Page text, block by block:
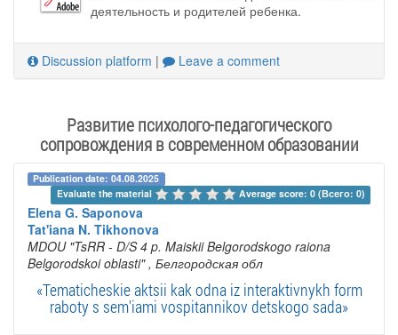
деятельность и родителей ребенка.
Discussion platform | Leave a comment
Развитие психолого-педагогического
сопровождения в современном образовании
Publication date: 04.08.2025
Evaluate the material
Average score: 0 (Всего: 0)
Elena G. Saponova
Tat'iana N. Tikhonova
MDOU "TsRR - D/S 4 p. Maiskii Belgorodskogo raiona
Belgorodskoi oblasti" , Белгородская обл
«Tematicheskie aktsii kak odna iz interaktivnykh form
raboty s sem'iami vospitannikov detskogo sada»